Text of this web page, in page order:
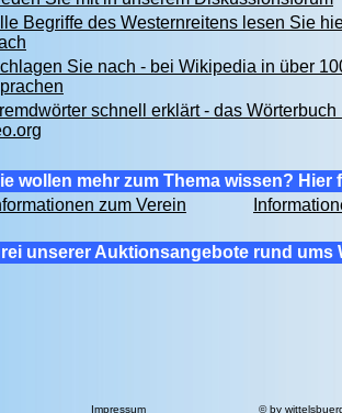
Begriffe des Westernreitens lesen Sie
Sie nach - bei Wikipedia in über
schnell erklärt - das Wörterbuch
wollen mehr zum Thema wissen? Hier
zum Verein
unserer Auktionsangebote rund ums
Impressum © by